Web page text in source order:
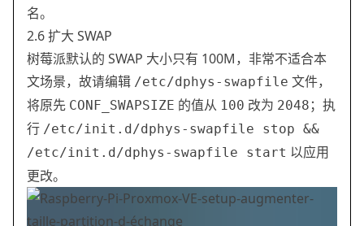
名。
2.6 扩大 SWAP
树莓派默认的 SWAP 大小只有 100M，非常不适合本
文场景，故请编辑 /etc/dphys-swapfile 文件，
将原先 CONF_SWAPSIZE 的值从 100 改为 2048 ；执
行 /etc/init.d/dphys-swapfile stop &&
/etc/init.d/dphys-swapfile start 以应用
更改。